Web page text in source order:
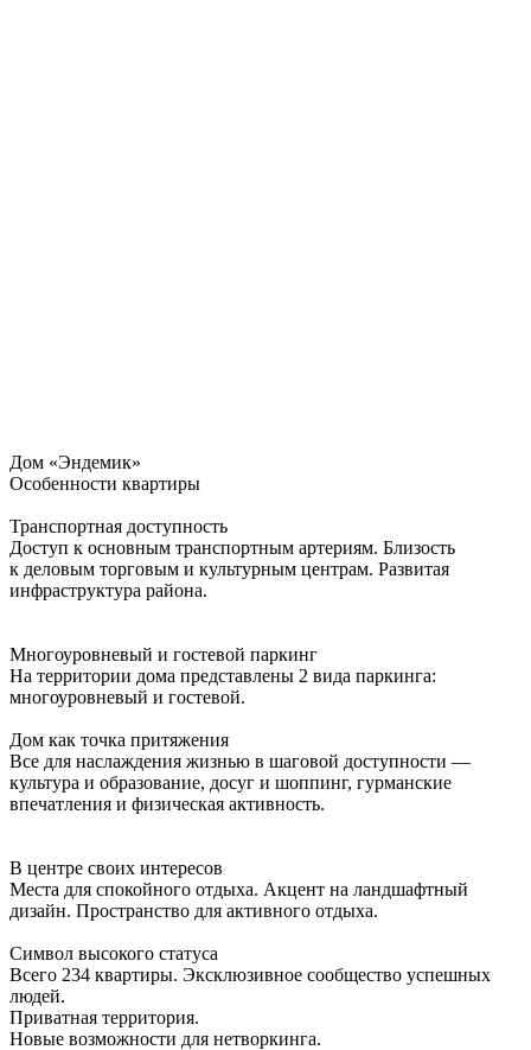
Дом «Эндемик»
Особенности квартиры
Транспортная доступность
Доступ к основным транспортным артериям. Близость
к деловым торговым и культурным центрам. Развитая
инфраструктура района.
Многоуровневый и гостевой паркинг
На территории дома представлены 2 вида паркинга:
многоуровневый и гостевой.
Дом как точка притяжения
Все для наслаждения жизнью в шаговой доступности —
культура и образование, досуг и шоппинг, гурманские
впечатления и физическая активность.
В центре своих интересов
Места для спокойного отдыха. Акцент на ландшафтный
дизайн. Пространство для активного отдыха.
Символ высокого статуса
Всего 234 квартиры. Эксклюзивное сообщество успешных
людей.
Приватная территория.
Новые возможности для нетворкинга.